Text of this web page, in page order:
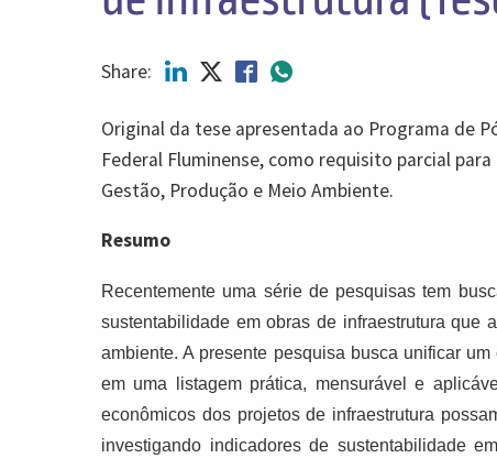
Share:
Original da tese apresentada ao Programa de
Federal Fluminense, como requisito parcial
Gestão, Produção e Meio Ambiente.
Resumo
Recentemente uma série de pesquisas tem
sustentabilidade em obras de infraestrutura que
ambiente. A presente pesquisa busca unificar
em uma listagem prática, mensurável e
econômicos dos projetos de infraestrutura
investigando indicadores de sustentabilidade